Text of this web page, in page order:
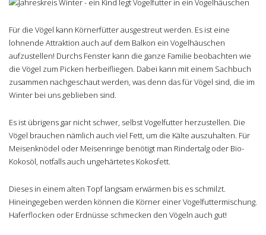
Für die Vögel kann Körnerfütter ausgestreut werden. Es ist eine
lohnende Attraktion auch auf dem Balkon ein Vogelhäuschen
aufzustellen! Durchs Fenster kann die ganze Familie beobachten wie
die Vögel zum Picken herbeifliegen. Dabei kann mit einem Sachbuch
zusammen nachgeschaut werden, was denn das für Vögel sind, die im
Winter bei uns geblieben sind.
Es ist übrigens gar nicht schwer, selbst Vogelfutter herzustellen. Die
Vögel brauchen nämlich auch viel Fett, um die Kälte auszuhalten. Für
Meisenknödel oder Meisenringe benötigt man Rindertalg oder Bio-
Kokosöl, notfalls auch ungehärtetes Kokosfett.
Dieses in einem alten Topf langsam erwärmen bis es schmilzt.
Hineingegeben werden können die Körner einer Vogelfuttermischung.
Haferflocken oder Erdnüsse schmecken den Vögeln auch gut!